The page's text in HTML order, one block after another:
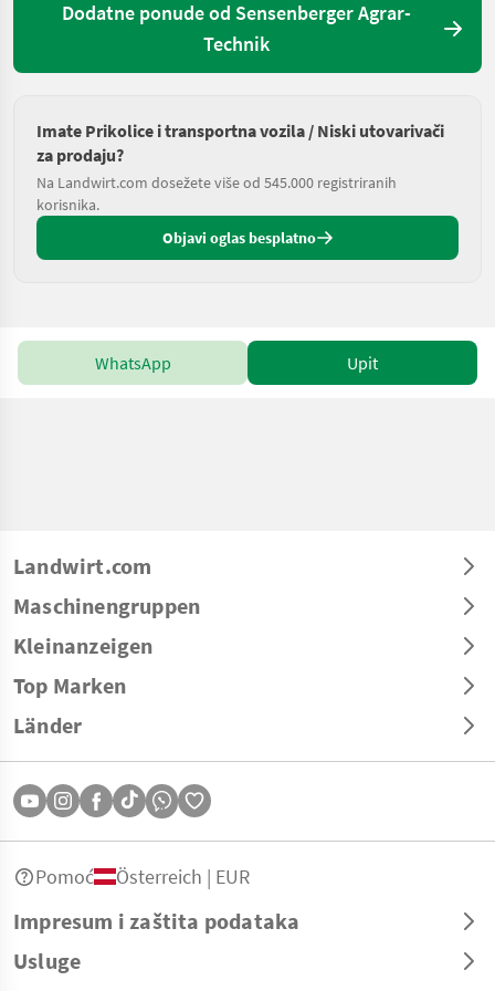
Dodatne ponude od Sensenberger Agrar-
Technik
Imate Prikolice i transportna vozila / Niski utovarivači
za prodaju?
Na Landwirt.com dosežete više od 545.000 registriranih
korisnika.
Objavi oglas besplatno
WhatsApp Upit
Landwirt.com
Maschinengruppen
Kleinanzeigen
Top Marken
Länder
Impresum i zaštita podataka
Usluge
Pomoć Österreich | EUR